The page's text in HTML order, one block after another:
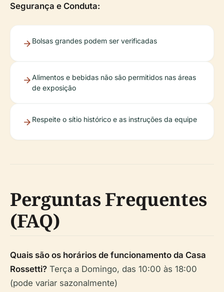
Segurança e Conduta:
Bolsas grandes podem ser verificadas
Alimentos e bebidas não são permitidos nas áreas
de exposição
Respeite o sítio histórico e as instruções da equipe
Perguntas Frequentes
(FAQ)
Quais são os horários de funcionamento da Casa
Rossetti? Terça a Domingo, das 10:00 às 18:00
(pode variar sazonalmente)